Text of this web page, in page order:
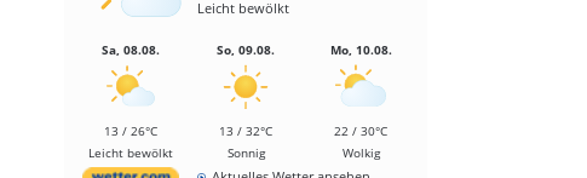
Leicht bewölkt
Sa, 08.08.
13 / 26°C
Leicht bewölkt
So, 09.08.
13 / 32°C
Sonnig
Mo, 10.08.
22 / 30°C
Wolkig